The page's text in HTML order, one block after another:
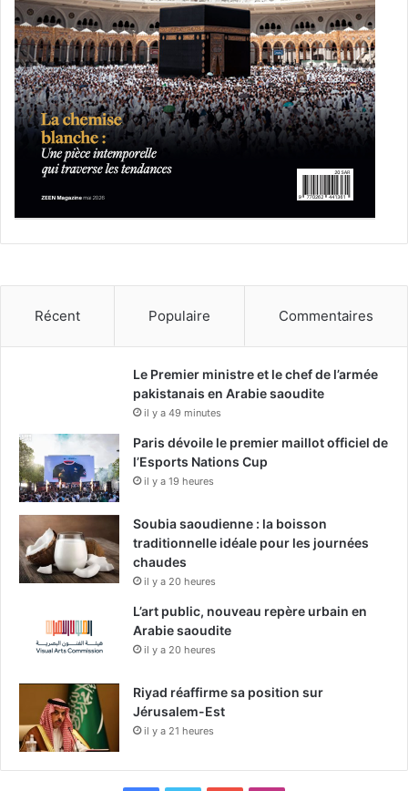
p
l
a
c
a
r
d
l
Récent Populaire Commentaires
Le Premier ministre et le chef de l’armée
pakistanais en Arabie saoudite
il y a 49 minutes
Paris dévoile le premier maillot officiel de
l’Esports Nations Cup
il y a 19 heures
Soubia saoudienne : la boisson
traditionnelle idéale pour les journées
chaudes
il y a 20 heures
L’art public, nouveau repère urbain en
Arabie saoudite
il y a 20 heures
Riyad réaffirme sa position sur
Jérusalem-Est
il y a 21 heures